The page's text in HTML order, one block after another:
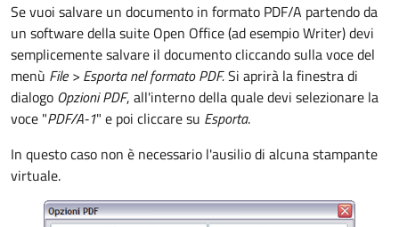
Se vuoi salvare un documento in formato PDF/A partendo da
un software della suite Open Office (ad esempio Writer) devi
semplicemente salvare il documento cliccando sulla voce del
menù File > Esporta nel formato PDF.Si aprirà la finestra di
dialogo Opzioni PDF, all'interno della quale devi selezionare la
voce "PDF/A-1" e poi cliccare su Esporta.
In questo caso non è necessario l'ausilio di alcuna stampante
virtuale.